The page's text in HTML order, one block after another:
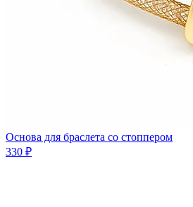
Основа для браслета со стоппером
330 ₽